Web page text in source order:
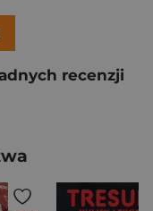
recenzji